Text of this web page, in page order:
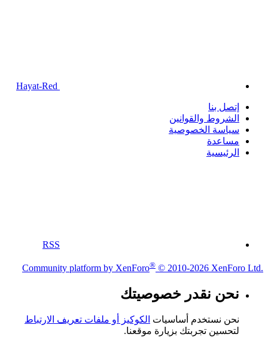
إتصل بنا
الشروط والقوانين
سياسة الخصوصية
مساعدة
الرئيسية
RSS
Community platform by XenForo® © 2010-2026 XenForo Ltd.
نحن نقدر خصوصيتك
نحن نستخدم أساسيات الكوكيز أو ملفات تعريف الارتباط
لتحسين تجربتك بزيارة موقعنا.